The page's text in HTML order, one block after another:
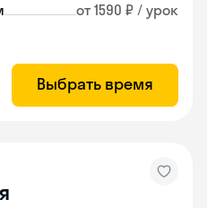
от 1590 ₽ / урок
Выбрать время